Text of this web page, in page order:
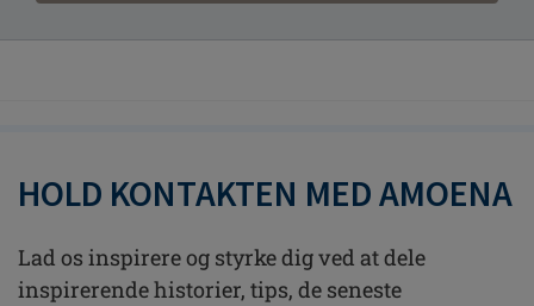
HOLD KONTAKTEN MED AMOENA
Lad os inspirere og styrke dig ved at dele
inspirerende historier, tips, de seneste